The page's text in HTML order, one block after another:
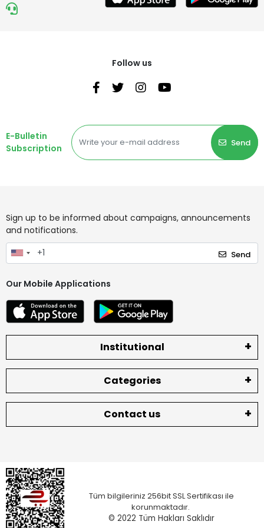
Follow us
E-Bulletin
Subscription
Send
Sign up to be informed about campaigns, announcements
and notifications.
Send
Our Mobile Applications
Institutional
Categories
Contact us
Tüm bilgileriniz 256bit SSL Sertifikası ile
korunmaktadır.
© 2022 Tüm Hakları Saklıdır